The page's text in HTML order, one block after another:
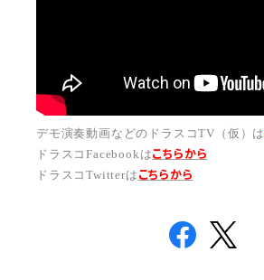
デモ演奏動画などのドラスコTV（仮）は
ドラスコFacebookはこちらから
ドラスコTwitterは こちらから